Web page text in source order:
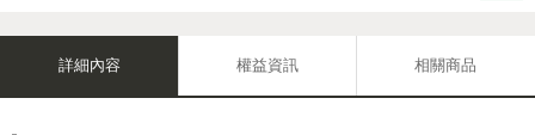
詳細內容 權益資訊 相關商品